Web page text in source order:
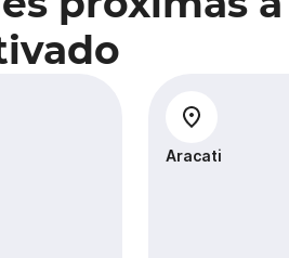
Aracati